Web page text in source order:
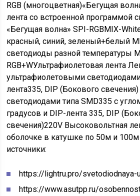
RGB (многоцветная)«Бегущая
лента со встроенной программой
«Бегущая волна» SPI-RGBMIX-
красный, синий, зеленый+белый
светодиоды разной температуры
RGB+WУльтрафиолетовая лента
ультрафиолетовыми
лента335, DIP (Бокового
светодиодами типа SMD335 с
градусов и DIP-лента 335, DIP
свечения)220V Высоковольтная
оболочке в катушке по 50м и
источники:
https://lightru.pro/
https://www.asutpp.ru/